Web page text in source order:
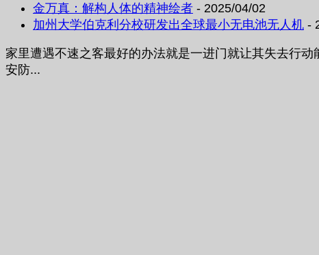
金万真：解构人体的精神绘者 - 2025/04/02
加州大学伯克利分校研发出全球最小无电池无人机 -
家里遭遇不速之客最好的办法就是一进门就让其失去行
安防...